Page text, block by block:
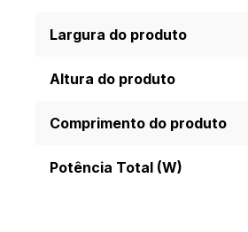
Largura do produto
Altura do produto
Comprimento do produto
Potência Total (W)